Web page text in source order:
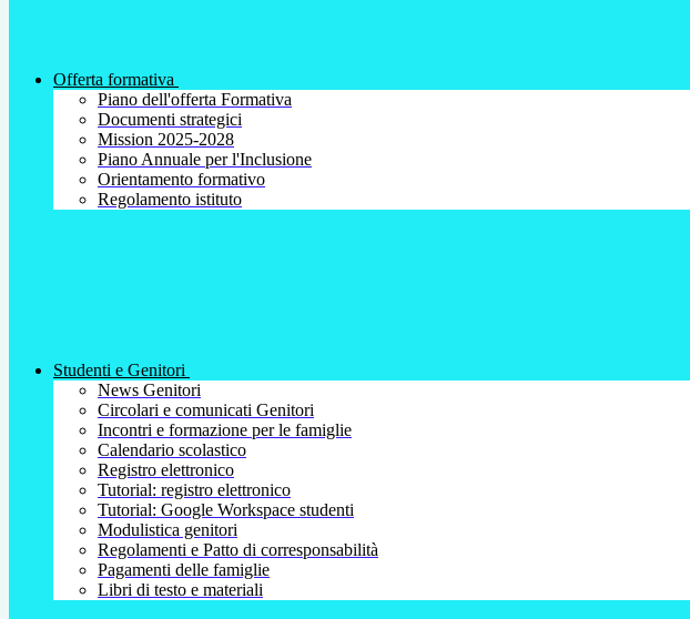
Offerta formativa
Piano dell'offerta Formativa
Documenti strategici
Mission 2025-2028
Piano Annuale per l'Inclusione
Orientamento formativo
Regolamento istituto
Studenti e Genitori
News Genitori
Circolari e comunicati Genitori
Incontri e formazione per le famiglie
Calendario scolastico
Registro elettronico
Tutorial: registro elettronico
Tutorial: Google Workspace studenti
Modulistica genitori
Regolamenti e Patto di corresponsabilità
Pagamenti delle famiglie
Libri di testo e materiali